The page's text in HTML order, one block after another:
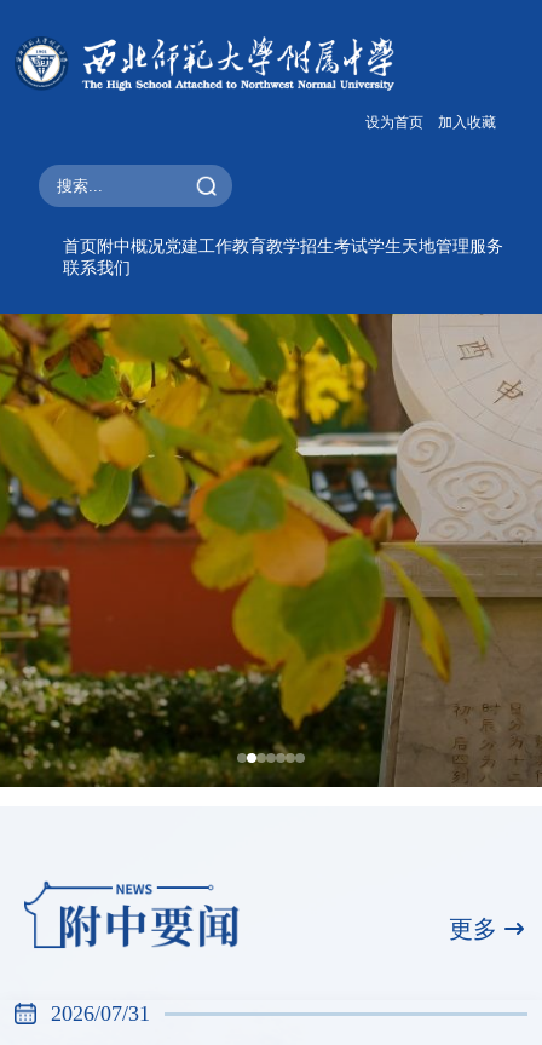
设为首页 加入收藏
首页 附中概况党建工作教育教学招生考试学生天地管理服务
联系我们
更多
全国展演一等奖，天河合唱团再创佳绩
2026/07/31
2026/07/31